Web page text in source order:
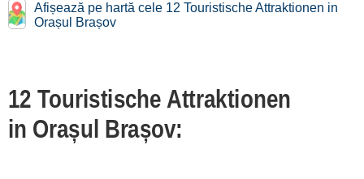
Afișează pe hartă cele 12 Touristische Attraktionen in
Orașul Brașov
12 Touristische Attraktionen
in Orașul Brașov:
despre C A R T A ®
termeni și condiții